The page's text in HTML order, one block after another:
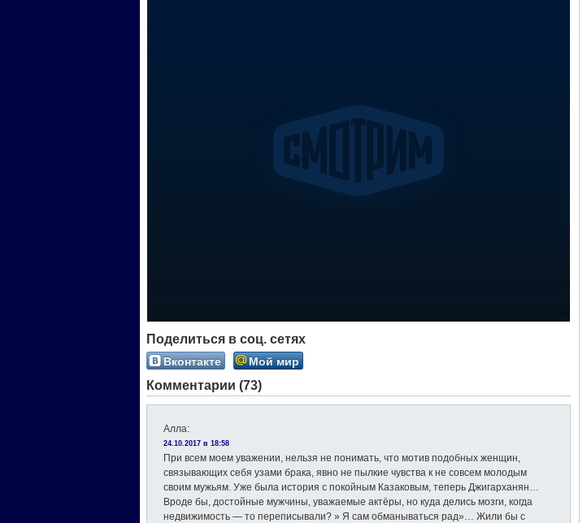
Поделиться в соц. сетях
Вконтакте Мой мир
Комментарии (73)
Алла:
24.10.2017 в 18:58
При всем моем уважении, нельзя не понимать, что мотив подобных женщин,
связывающих себя узами брака, явно не пылкие чувства к не совсем молодым
своим мужьям. Уже была история с покойным Казаковым, теперь Джигарханян…
Вроде бы, достойные мужчины, уважаемые актёры, но куда делись мозги, когда
недвижимость — то переписывали? » Я сам обманываться рад»… Жили бы с